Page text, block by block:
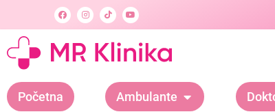
Početna Ambulante